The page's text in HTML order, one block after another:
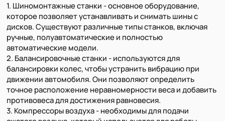
1. Шиномонтажные станки - основное оборудование,
которое позволяет устанавливать и снимать шины с
дисков. Существуют различные типы станков, включая
ручные, полуавтоматические и полностью
автоматические модели.
2. Балансировочные станки - используются для
балансировки колес, чтобы устранить вибрацию при
движении автомобиля. Они позволяют определить
точное расположение неравномерности веса и добавить
противовеса для достижения равновесия.
3. Компрессоры воздуха - необходимы для подачи